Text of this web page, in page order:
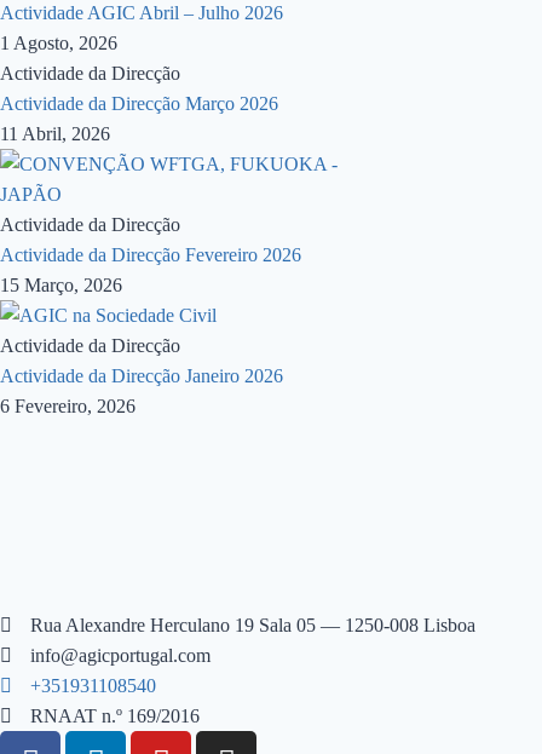
Actividade AGIC Abril – Julho 2026
1 Agosto, 2026
Actividade da Direcção
Actividade da Direcção Março 2026
11 Abril, 2026
Actividade da Direcção
Actividade da Direcção Fevereiro 2026
15 Março, 2026
Actividade da Direcção
Actividade da Direcção Janeiro 2026
6 Fevereiro, 2026
Rua Alexandre Herculano 19 Sala 05 — 1250-008 Lisboa
info@agicportugal.com
+351931108540
RNAAT n.º 169/2016